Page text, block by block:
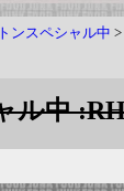
ンスペシャル中 >
ル中